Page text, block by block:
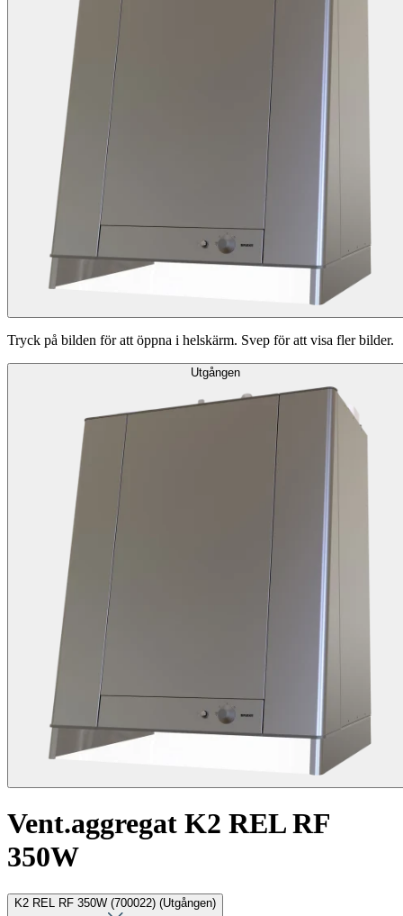
Tryck på bilden för att öppna i helskärm. Svep för att visa fler bilder.
Utgången
Vent.aggregat K2 REL RF
350W
K2 REL RF 350W (700022) (Utgången)